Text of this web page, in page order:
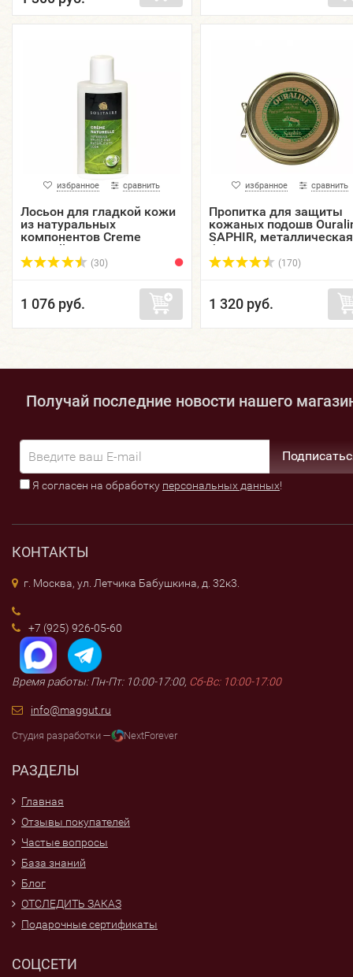
избранное сравнить
Лосьон для гладкой кожи
из натуральных
компонентов Creme
Naturelle SOLITAIRE,
флакон, 150 мл.
(30)
1 076 руб.
избранное сравнить
Пропитка для защиты
кожаных подошв
SAPHIR, металлическая
банка, 100 мл.
(170)
1 320 руб.
Получай последние новости нашего
Я согласен на обработку персональных данных!
КОНТАКТЫ
г. Москва, ул. Летчика Бабушкина, д. 32к3.
+7 (925) 926-05-60
Время работы: Пн-Пт: 10:00-17:00, Сб-Вс: 10:00-17:00
info@maggut.ru
Студия разработки — NextForever
РАЗДЕЛЫ
Главная
Отзывы покупателей
Частые вопросы
База знаний
Блог
ОТСЛЕДИТЬ ЗАКАЗ
Подарочные сертификаты
СОЦСЕТИ